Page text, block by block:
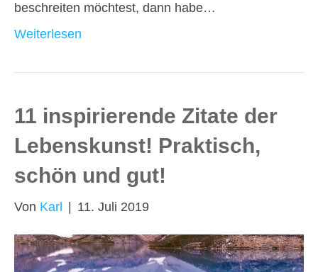
beschreiten möchtest, dann habe…
Weiterlesen
11 inspirierende Zitate der
Lebenskunst! Praktisch,
schön und gut!
Von Karl 11. Juli 2019